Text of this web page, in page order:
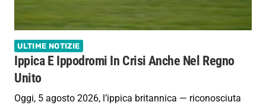
ULTIME NOTIZIE
Ippica E Ippodromi In Crisi Anche Nel Regno
Unito
Oggi, 5 agosto 2026, l’ippica britannica — riconosciuta